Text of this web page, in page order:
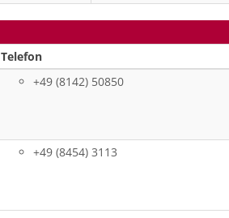
Telefon
+49 (8142) 50850
+49 (8454) 3113